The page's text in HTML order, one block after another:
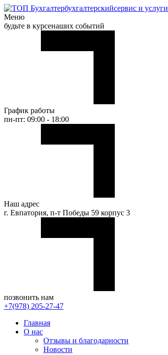
бухгалтерскийсервис и услуги
Меню
будьте в курсенаших событий
График работы
пн-пт: 09:00 - 18:00
Наш адрес
г. Евпатория, п-т Победы 59 корпус 3
позвонить нам
+7(978) 205-27-47
Главная
О нас
Отзывы и благодарности
Новости